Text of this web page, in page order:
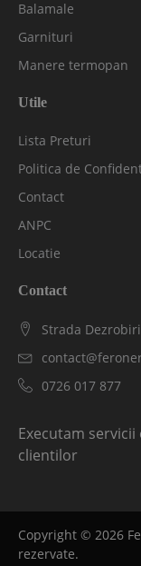
Balamale
Garnituri
Manere termopan
Utile
Lista Preturi
Politica de
Contact
ANPC
Locatie
Contact
Strada
0726 017 877
Executam
clientilor
Copyright © 2026
rezervate.